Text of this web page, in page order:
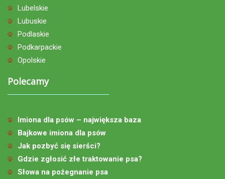
Lubelskie
Lubuskie
Podlaskie
Podkarpackie
Opolskie
Polecamy
Imiona dla psów – największa baza
Bajkowe imiona dla psów
Jak pozbyć się sierści?
Gdzie zgłosić złe traktowanie psa?
Słowa na pożegnanie psa